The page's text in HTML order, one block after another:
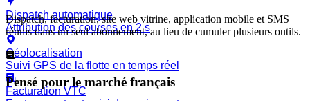
Dispatch automatique
Attribution des courses en 2 s
Géolocalisation
Suivi GPS de la flotte en temps réel
Facturation VTC
Dispatch, facturation, site web vitrine, application mobile et SMS
réunis dans un seul abonnement, au lieu de cumuler plusieurs outils.
Pensé pour le marché français